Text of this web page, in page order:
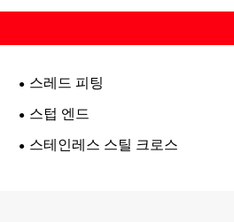
스레드 피팅
스텁 엔드
스테인레스 스틸 크로스